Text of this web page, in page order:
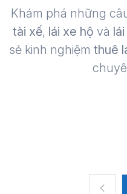
Khám phá những
tài xế, lái xe hộ và
sẻ kinh nghiệm thuê